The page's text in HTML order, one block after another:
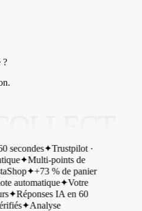
?
secondes✦Trustpilot ·
✦Multi-points de
✦+73 % de panier
automatique✦Votre
✦Réponses IA en 60
✦Analyse